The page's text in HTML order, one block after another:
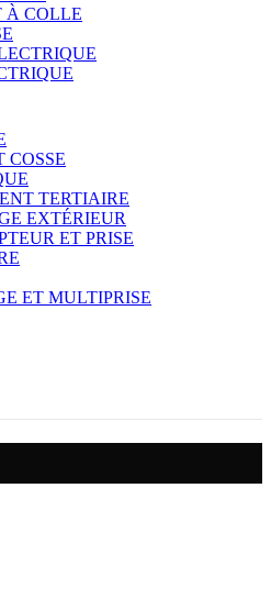
À COLLE
COSSE
TERTIAIRE
EXTÉRIEUR
ET PRISE
ET MULTIPRISE